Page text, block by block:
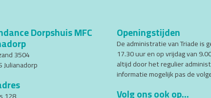
Dorpshuis MFC
3504
Julianadorp
Openingstijden
De administratie van Triade is
17.30 uur en op vrijdag van
altijd door het regulier
informatie mogelijk pas de
Volg ons ook op...